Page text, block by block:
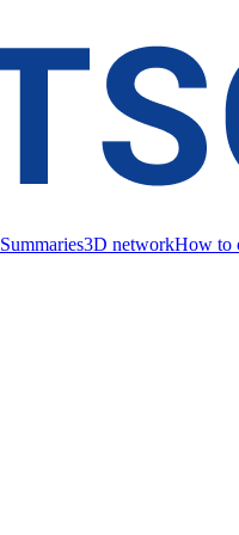
Summaries3D networkHow to